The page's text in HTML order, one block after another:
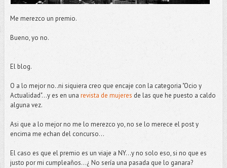
Me merezco un premio.
Bueno, yo no.
El blog.
O a lo mejor no..ni siquiera creo que encaje con la categoria "Ocio y
Actualidad"...y es en una revista de mujeres de las que he puesto a caldo
alguna vez.
Asi que a lo mejor no me lo merezco yo, no se lo merece el post y
encima me echan del concurso...
El caso es que el premio es un viaje a NY…y no solo eso, si no que es
justo por mi cumpleaños…¿ No sería una pasada que lo ganara?